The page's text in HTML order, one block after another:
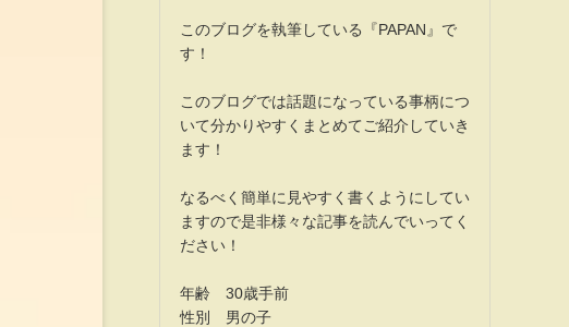
このブログを執筆している『PAPAN』で
す！
このブログでは話題になっている事柄につ
いて分かりやすくまとめてご紹介していき
ます！
なるべく簡単に見やすく書くようにしてい
ますので是非様々な記事を読んでいってく
ださい！
年齢 30歳手前
性別 男の子